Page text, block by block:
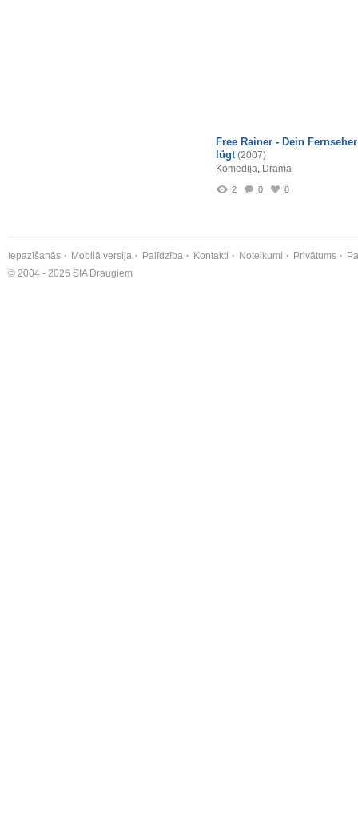
Free Rainer - Dein Fernseher
lügt (2007)
Komēdija, Drāma
2 0 0
Iepazīšanās Mobilā versija Palīdzība Kontakti Noteikumi Privātums
© 2004 - 2026 SIA Draugiem